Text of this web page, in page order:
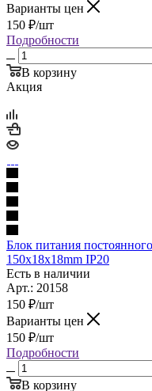
Варианты цен
150 ₽/шт
Подробности
В корзину
Акция
Блок питания
150x18x18mm IP20
Есть в наличии
Арт.: 20158
150 ₽/шт
Варианты цен
150 ₽/шт
Подробности
В корзину